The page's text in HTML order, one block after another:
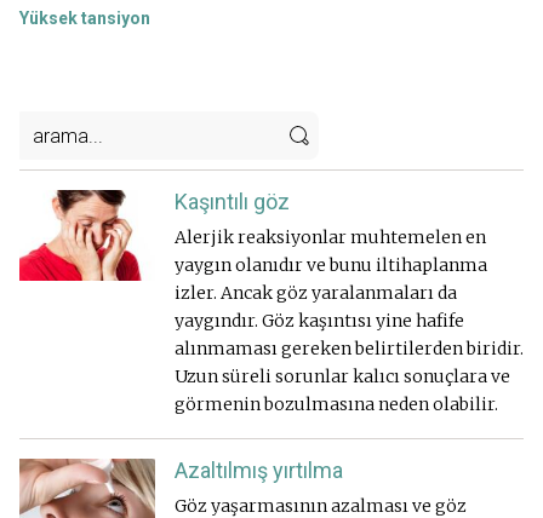
Yüksek tansiyon
Kaşıntılı göz
Alerjik reaksiyonlar muhtemelen en
yaygın olanıdır ve bunu iltihaplanma
izler. Ancak göz yaralanmaları da
yaygındır. Göz kaşıntısı yine hafife
alınmaması gereken belirtilerden biridir.
Uzun süreli sorunlar kalıcı sonuçlara ve
görmenin bozulmasına neden olabilir.
Azaltılmış yırtılma
Göz yaşarmasının azalması ve göz